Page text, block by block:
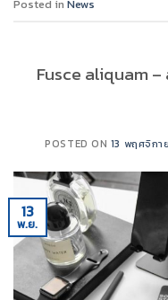
Posted in News
Fusce aliquam
POSTED ON 13 พฤศจิกา
13
พ.ย.